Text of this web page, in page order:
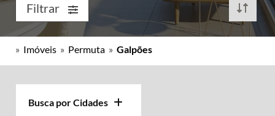
Filtrar
» Imóveis » Permuta » Galpões
Busca por Cidades